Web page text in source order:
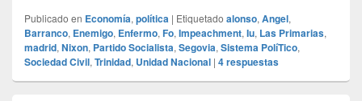
Publicado en Economía, política | Etiquetado alonso, Angel,
Barranco, Enemigo, Enfermo, Fo, Impeachment, Iu, Las Primarias,
madrid, Nixon, Partido Socialista, Segovia, Sistema PolíTico,
Sociedad Civil, Trinidad, Unidad Nacional | 4respuestas